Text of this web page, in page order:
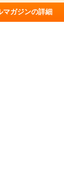
マガジンの詳細